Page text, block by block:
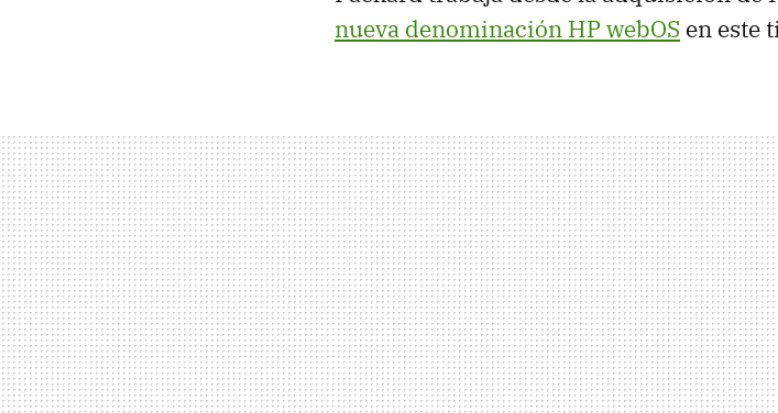
nueva denominación HP webOS en este